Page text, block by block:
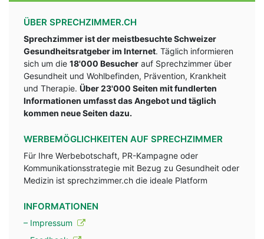
ÜBER SPRECHZIMMER.CH
Sprechzimmer ist der meistbesuchte Schweizer
Gesundheitsratgeber im Internet. Täglich informieren
sich um die 18'000 Besucher auf Sprechzimmer über
Gesundheit und Wohlbefinden, Prävention, Krankheit
und Therapie. Über 23'000 Seiten mit fundlerten
Informationen umfasst das Angebot und täglich
kommen neue Seiten dazu.
WERBEMÖGLICHKEITEN AUF SPRECHZIMMER
Für Ihre Werbebotschaft, PR-Kampagne oder
Kommunikationsstrategie mit Bezug zu Gesundheit oder
Medizin ist sprechzimmer.ch die ideale Platform
INFORMATIONEN
– Impressum